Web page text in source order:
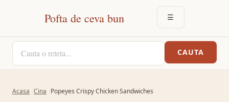
Pofta de ceva bun ☰DESCHIDE
CAUTA O RETETA
CAUTA
Acasa Cina Popeyes Crispy Chicken Sandwiches